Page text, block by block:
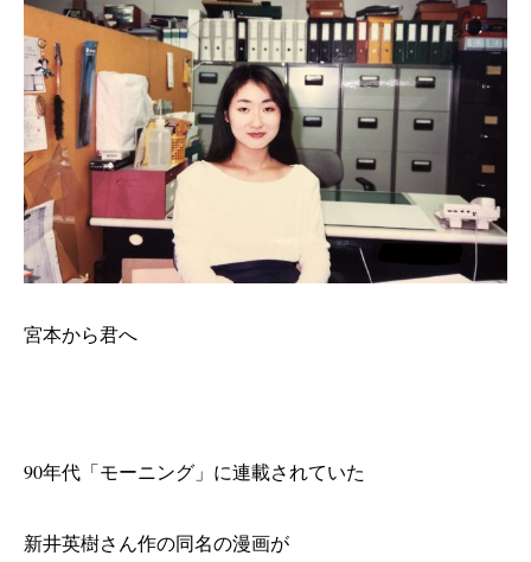
宮本から君へ
90年代「モーニング」に連載されていた
新井英樹さん作の同名の漫画が